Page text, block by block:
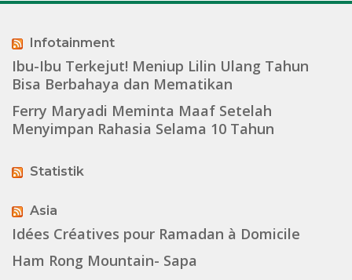
Infotainment
Ibu-Ibu Terkejut! Meniup Lilin Ulang Tahun
Bisa Berbahaya dan Mematikan
Ferry Maryadi Meminta Maaf Setelah
Menyimpan Rahasia Selama 10 Tahun
Statistik
Asia
Idées Créatives pour Ramadan à Domicile
Ham Rong Mountain- Sapa